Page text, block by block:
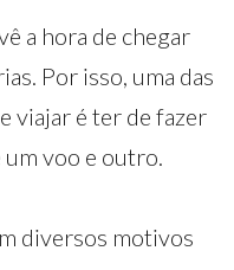
a hora de chegar
Por isso, uma das
viajar é ter de fazer
um voo e outro.
diversos motivos